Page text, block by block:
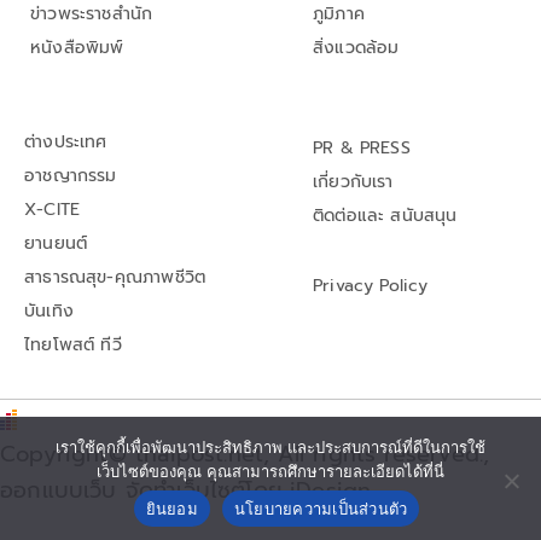
ข่าวพระราชสำนัก
หนังสือพิมพ์
ภูมิภาค
สิ่งแวดล้อม
ต่างประเทศ
อาชญากรรม
X-CITE
ยานยนต์
สาธารณสุข-คุณภาพชีวิต
บันเทิง
ไทยโพสต์ ทีวี
PR & PRESS
เกี่ยวกับเรา
ติดต่อและ สนับสนุน
Privacy Policy
Copyright© thaipost.net, All rights reserved.,
ออกแบบเว็บ จัดทำเว็บไซต์โดย iDesign
เราใช้คุกกี้เพื่อพัฒนาประสิทธิภาพ และประสบการณ์ที่ดีในการใช้
เว็บไซต์ของคุณ คุณสามารถศึกษารายละเอียดได้ที่นี่
ยินยอม
นโยบายความเป็นส่วนตัว